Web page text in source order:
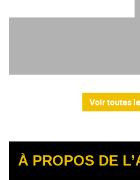
Voir toutes
À PROPOS DE